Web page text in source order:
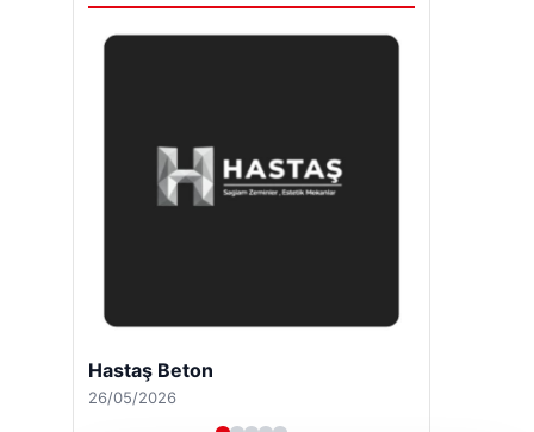
Hastaş Beton
26/05/2026